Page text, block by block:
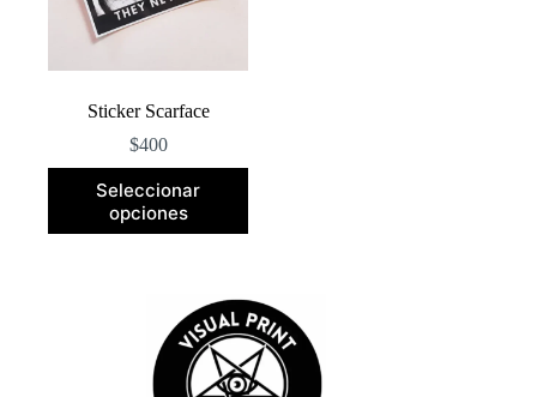
Sticker Scarface
$400
Seleccionar
opciones
producto
tiene
opciones
pueden
elegir